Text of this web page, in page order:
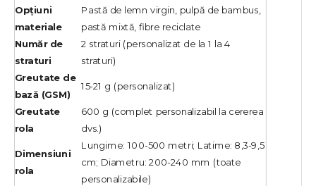
Opțiuni
materiale
Pastă de lemn virgin, pulpă de bambus,
pastă mixtă, fibre reciclate
Număr de
straturi
2 straturi (personalizat de la 1 la 4
straturi)
Greutate de
bază (GSM)
15-21 g (personalizat)
Greutate
rola
600 g (complet personalizabil la cererea
dvs.)
Dimensiuni
rola
Lungime: 100-500 metri; Latime: 8,3-9,5
cm; Diametru: 200-240 mm (toate
personalizabile)